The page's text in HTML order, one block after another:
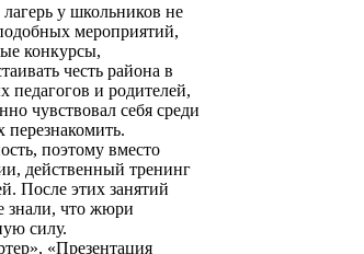
у школьников не
мероприятий,
конкурсы,
честь района в
и родителей,
чувствовал себя среди
перезнакомить.
поэтому вместо
действенный тренинг
После этих занятий
знали, что жюри
силу.
«Презентация